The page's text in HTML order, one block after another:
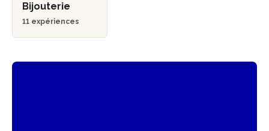
Bijouterie
11 expériences